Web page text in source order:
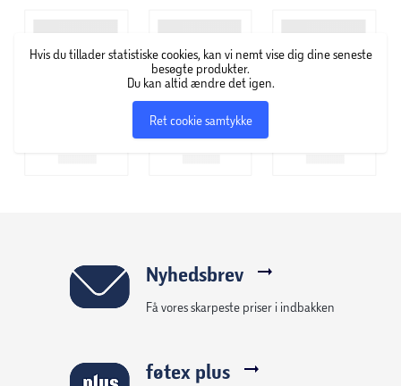
Hvis du tillader statistiske cookies, kan vi nemt vise dig dine seneste
besøgte produkter.
Du kan altid ændre det igen.
Ret cookie samtykke
Nyhedsbrev
Få vores skarpeste priser i indbakken
føtex plus